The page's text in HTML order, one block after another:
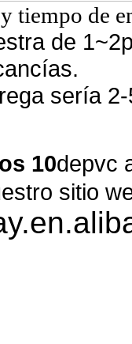
tiempo de
de
sería
10depvc
sitio